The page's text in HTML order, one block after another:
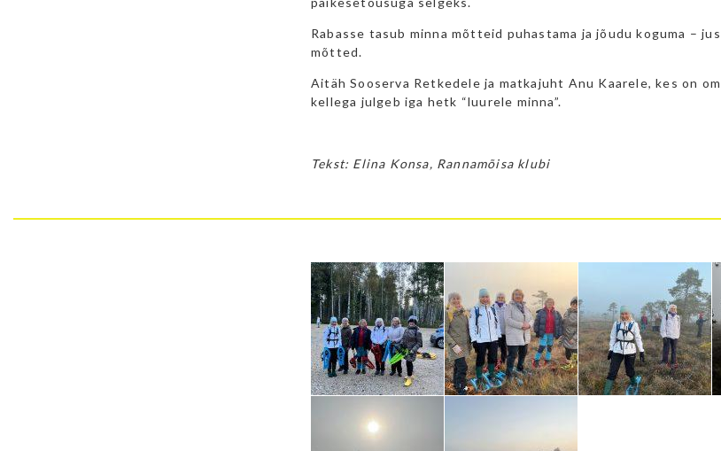
Rabasse tasub minna mõtteid puhastama ja jõudu koguma –
mõtted.
Aitäh Sooserva Retkedele ja matkajuht Anu Kaarele, kes on
kellega julgeb iga hetk “luurele minna”.
Tekst: Elina Konsa, Rannamõisa klubi